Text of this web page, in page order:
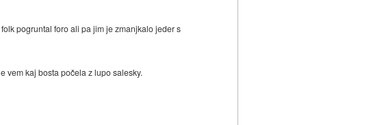
pogruntal foro ali pa jim je zmanjkalo jeder s
vem kaj bosta počela z lupo salesky.